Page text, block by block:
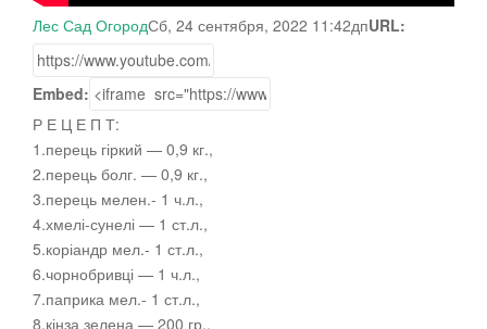
Лес Сад ОгородСб, 24 сентября, 2022 11:42дпURL:
Embed:
Р Е Ц Е П Т:
1.перець гіркий — 0,9 кг.,
2.перець болг. — 0,9 кг.,
3.перець мелен.- 1 ч.л.,
4.хмелі-сунелі — 1 ст.л.,
5.коріандр мел.- 1 ст.л.,
6.чорнобривці — 1 ч.л.,
7.паприка мел.- 1 ст.л.,
8.кінза зелена — 200 гр.,